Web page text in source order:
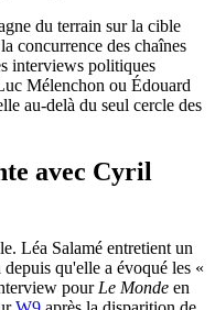
du terrain sur la cible
concurrence des chaînes
interviews politiques
Mélenchon ou Édouard
au-delà du seul cercle des
avec Cyril
Léa Salamé entretient un
qu'elle a évoqué les «
pour Le Monde en